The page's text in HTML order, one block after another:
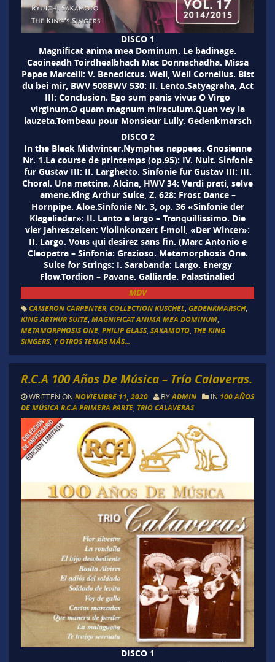
DISCO 1
Magnificat anima mea Dominum. Le badinage.
Caoineadh Toirdhealbhach Mac Donnachadha. Missa
Papae Marcelli: V. Benedictus. Well, Well Cornelius. Bist
du bei mir, BWV 508BWV 530: II. Lento.Satyagraha, Act
III: Conclusion. Ego sum panis vivus O Virgo
virginum.O quam magnum miraculum.Quan vey la
lauzeta.Tombeau pour Monsieur Lully. Gedenkmarsch
DISCO 2
In the Bleak Midwinter.Nymphes nappees. Gnosienne
Nr. 1.La course de printemps (op.95): IV. Nuit. Sinfonie
fur Gustav III: II. Larghetto. Sinfonie fur Gustav III: III.
Choral. Una mattina. Alcina, HWV 34: Verdi prati, selve
amene.King Arthur Suite, Z. 628: Frost Dance –
Hornpipe. Aloe.Sinfonie Nr. 3, op. 36 «Sinfonie der
Klagelieder»: II. Lento e largo – Tranquillissimo. Die
vier Jahreszeiten: Violinkonzert f-moll, «Der Winter»:
II. Largo. Vous qui desirez sans fin. (Marc Antonio e
Cleopatra – Sinfonia: Grazioso. Metamorphosis One.
Suite for Strings: I. Sarabanda: Largo. Energy
Flow.Tordion – Pavane. Galliarde. Palastinalied
MDV
CAMERON CARPENTER, COLLECTION KUSCHEL, GEDENKMARSCH,
KING ARTHUR SUITE, MAGNIFICAT ANIMA MEA DOMINUM,
METAMORPHOSIS ONE, PHILIP GLASS, SAKAMOTO, THE KING
SINGERS, Y OTROS TEMAS MÁS...
R.C.A 100 Años De Música – Trío Calaveras.
WRITTEN ON NOVIEMBRE 11, 2020 BYADMIN IN 100 AÑOS
DE MÚSICA R.C.A PRIMERA PARTE, TRIO CALAVERAS
DISCO 1